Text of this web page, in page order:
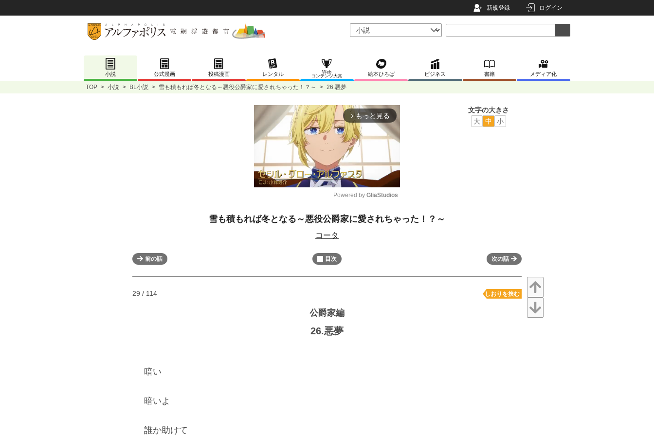
新規登録 ログイン
小説 公式漫画 投稿漫画 レンタル
Web
コンテンツ大賞
絵本ひろば ビジネス 書籍 メディア化
TOP > 小説 > BL小説 > 雪も積もれば冬となる～悪役公爵家に愛されちゃった！？～ > 26.悪夢
arrow_forward_ios もっと見る
M
Powered by GliaStudios
雪も積もれば冬となる～悪役公爵家に愛されちゃった！？～
コータ
文字の大きさ
大
中 小
前の話 目次 次の話
29 / 114 しおりを挟む
公爵家編
26.悪夢
暗い
暗いよ
誰か助けて